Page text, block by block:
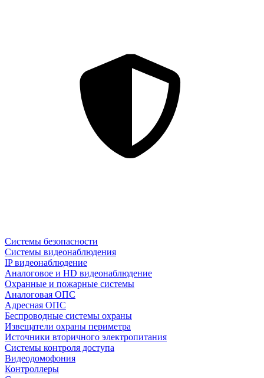
Системы безопасности
Системы видеонаблюдения
IP видеонаблюдение
Аналоговое и HD видеонаблюдение
Охранные и пожарные системы
Аналоговая ОПС
Адресная ОПС
Беспроводные системы охраны
Извещатели охраны периметра
Источники вторичного электропитания
Системы контроля доступа
Видеодомофония
Контроллеры